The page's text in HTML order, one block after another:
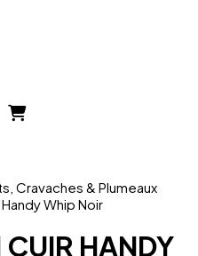
Cravaches & Plumeaux
Whip Noir
CUIR HANDY